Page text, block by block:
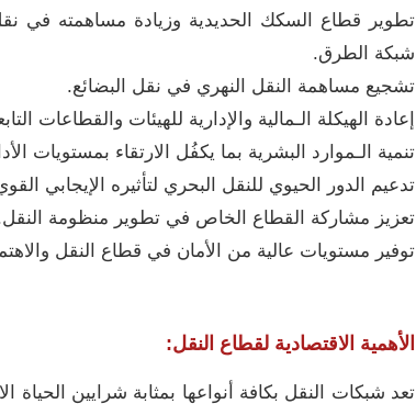
تطوير قطاع السكك الحديدية وزيادة مساهمته في
شبكة الطرق.
تشجيع مساهمة النقل النهري في نقل البضائع.
إعادة الهيكلة الـمالية والإدارية للهيئات والقطاعات
تنمية الـموارد البشرية بما يكفُل الارتقاء بمستويات
تدعيم الدور الحيوي للنقل البحري لتأثيره الإيجابي
تعزيز مشاركة القطاع الخاص في تطوير منظومة
توفير مستويات عالية من الأمان في قطاع النقل
الأهمية الاقتصادية لقطاع النقل:
تعد شبكات النقل بكافة أنواعها بمثابة شرايين الحياة